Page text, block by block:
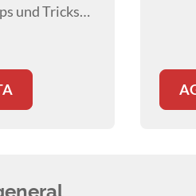
und Tricks
in der